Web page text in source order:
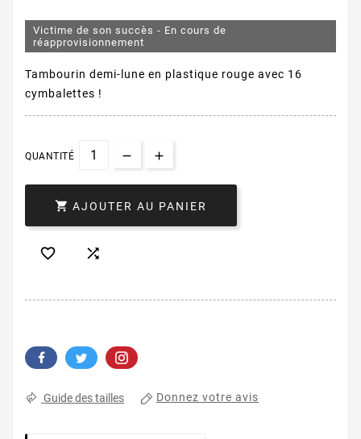
Victime de son succès - En cours de
réapprovisionnement
Tambourin demi-lune en plastique rouge avec 16
cymbalettes !
QUANTITÉ
 AJOUTER AU PANIER
 
Guide des tailles Donnez votre avis